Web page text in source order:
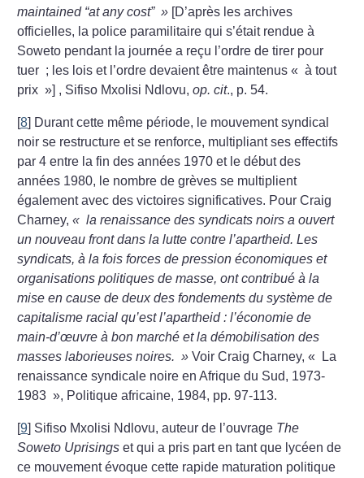
maintained “at any cost” » [D’après les archives
officielles, la police paramilitaire qui s’était rendue à
Soweto pendant la journée a reçu l’ordre de tirer pour
tuer ; les lois et l’ordre devaient être maintenus « à tout
prix »] , Sifiso Mxolisi Ndlovu,op. cit., p. 54.
[8] Durant cette même période, le mouvement syndical
noir se restructure et se renforce, multipliant ses effectifs
par 4 entre la fin des années 1970 et le début des
années 1980, le nombre de grèves se multiplient
également avec des victoires significatives. Pour Craig
Charney,« la renaissance des syndicats noirs a ouvert
un nouveau front dans la lutte contre l’apartheid. Les
syndicats, à la fois forces de pression économiques et
orga­nisations politiques de masse, ont contribué à la
mise en cause de deux des fondements du système de
capitalisme racial qu’est l’apartheid : l’économie de
main-d’œuvre à bon marché et la démobilisation des
masses laborieuses noires. » Voir Craig Charney, «
La
renaissance syndicale noire en Afrique du Sud, 1973-
1983 », Politique africaine, 1984, pp. 97-113.
[9] Sifiso Mxolisi Ndlovu, auteur de l’ouvrage The
Soweto Uprisings et qui a pris part en tant que lycéen de
ce mouvement évoque cette rapide maturation politique